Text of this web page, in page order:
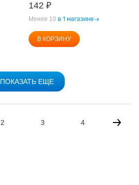
142 ₽
Менее 10 в 1 магазине
В КОРЗИНУ
ПОКАЗАТЬ ЕЩЕ
2 3 4